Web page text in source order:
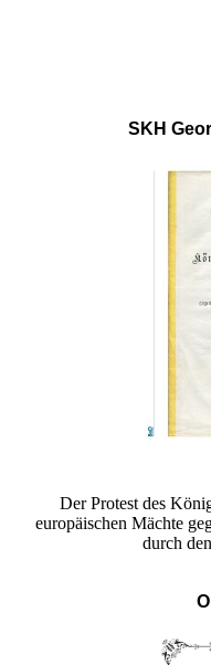
SKH
Der Protest des
europäischen Mächte
durch